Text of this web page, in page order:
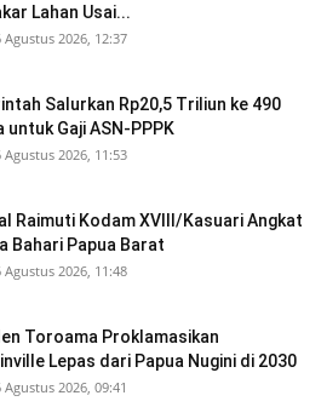
Lahan Usai...
Agustus 2026, 12:37
Salurkan Rp20,5 Triliun ke 490
untuk Gaji ASN-PPPK
Agustus 2026, 11:53
Raimuti Kodam XVIII/Kasuari Angkat
Bahari Papua Barat
Agustus 2026, 11:48
Toroama Proklamasikan
Lepas dari Papua Nugini di 2030
Agustus 2026, 09:41